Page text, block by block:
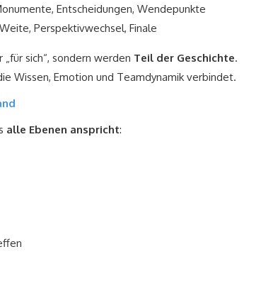
Entscheidungen, Wendepunkte
Perspektivwechsel, Finale
sich“, sondern werden Teil der Geschichte.
Wissen, Emotion und Teamdynamik verbindet.
alle Ebenen anspricht: